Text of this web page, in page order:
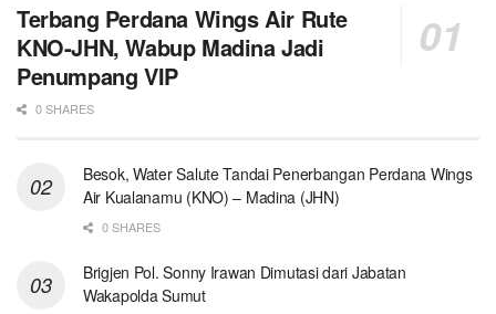
Terbang Perdana Wings Air Rute
KNO-JHN, Wabup Madina Jadi
Penumpang VIP
0 SHARES
Besok, Water Salute Tandai Penerbangan Perdana Wings
Air Kualanamu (KNO) – Madina (JHN)
0 SHARES
Brigjen Pol. Sonny Irawan Dimutasi dari Jabatan
Wakapolda Sumut